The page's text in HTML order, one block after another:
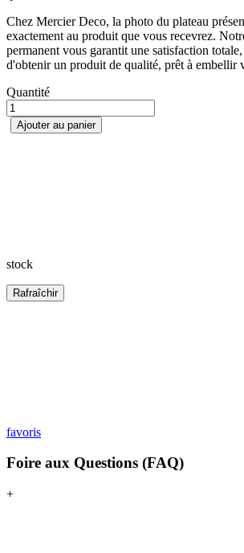
Chez Mercier Deco, la photo du plateau
exactement au produit que vous recevrez.
permanent vous garantit une satisfaction
d'obtenir un produit de qualité, prêt à embellir
Quantité
Ajouter au panier
stock
favoris
Foire aux Questions (FAQ)
+